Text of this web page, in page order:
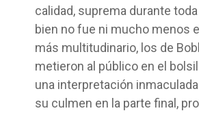
calidad, suprema durante
bien no fue ni mucho menos
más multitudinario, los de
metieron al público en el
una interpretación
su culmen en la parte final,